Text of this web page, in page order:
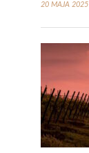
20 MAJA 2025